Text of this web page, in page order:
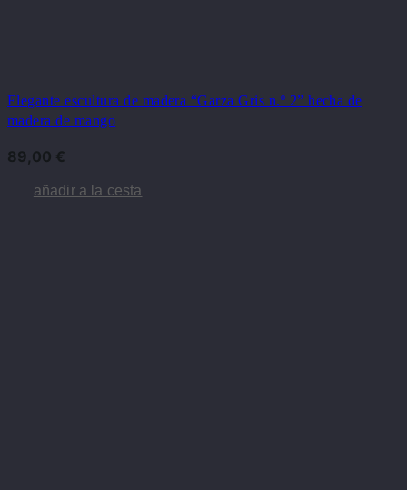
Elegante escultura de madera “Garza Gris n.º 2” hecha de
madera de mango
89,00 €
añadir a la cesta